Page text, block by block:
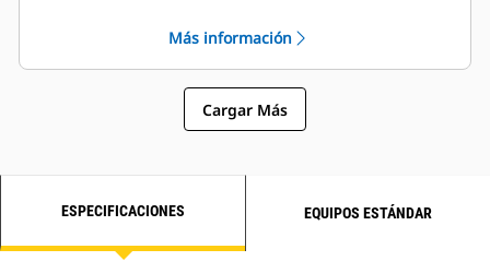
Robusto aislamiento de clase H
Más información
Cargar Más
ESPECIFICACIONES EQUIPOS ESTÁNDAR